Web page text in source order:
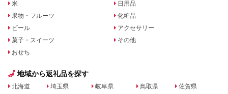
米
果物・フルーツ
ビール
菓子・スイーツ
おせち
日用品
化粧品
アクセサリー
その他
地域から返礼品を探す
北海道
埼玉県
岐阜県
鳥取県
佐賀県